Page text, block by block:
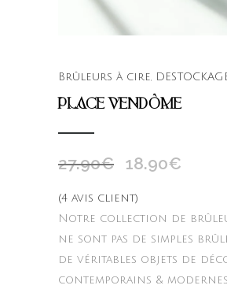
Brûleurs à cire
PLACE VENDÔME
27.90€
Le
initial
était :
27.90€.
18.90€
est :
18.90€.
(4 avis client)
Notre collection de
ne sont pas de simples
de véritables objets de
contemporains &